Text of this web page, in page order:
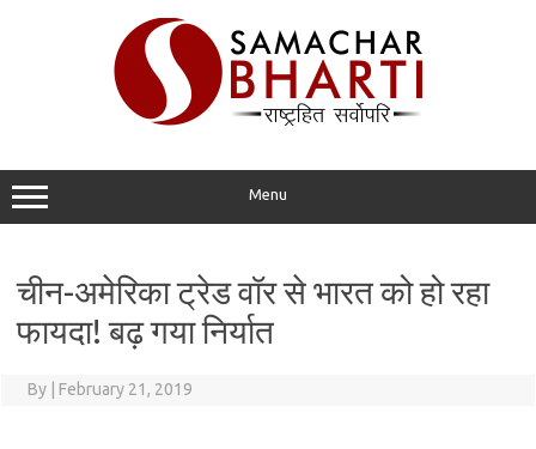
Menu
चीन-अमेरिका ट्रेड वॉर से भारत को हो रहा
फायदा! बढ़ गया निर्यात
By February 21, 2019